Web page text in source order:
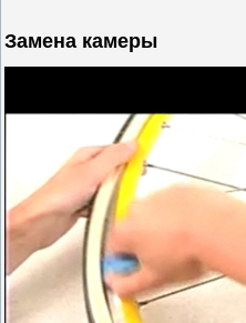
Замена камеры